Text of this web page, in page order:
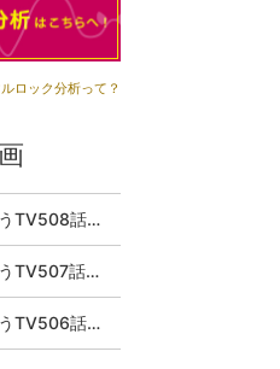
ロック分析って？
【みつろうTV508話】さとうみつろう『サトレル男塾』編④「“毎日”が変わります。楽しく」
【みつろうTV507話】さとうみつろう『サトレル男塾』編③「快楽は“自分のカラダの内側”にしかない」
【みつろうTV506話】さとうみつろう『サトレル男塾』編②「不思議な棒をお尻に…」